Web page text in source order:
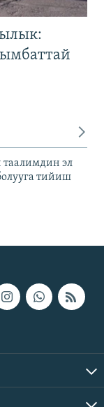
таалимдин эл
тийиш